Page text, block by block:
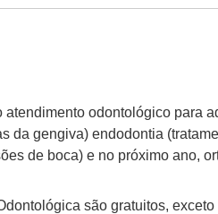
odontológico para
da gengiva) endodontia
de boca) e no próximo ano,
são gratuitos,